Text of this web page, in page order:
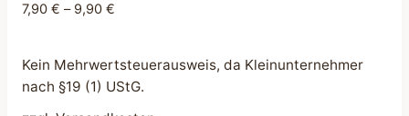
7,90 € – 9,90 €
Kein Mehrwertsteuerausweis, da Kleinunternehmer
nach §19 (1) UStG.